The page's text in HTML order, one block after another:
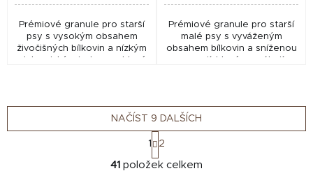
Prémiové granule pro starší
psy s vysokým obsahem
živočišných bílkovin a nízkým
Prémiové granule pro starší
malé psy s vyváženým
obsahem bílkovin a sníženou
O
NAČÍST 9 DALŠÍCH
S
t
r
1 2
41 položek celkem